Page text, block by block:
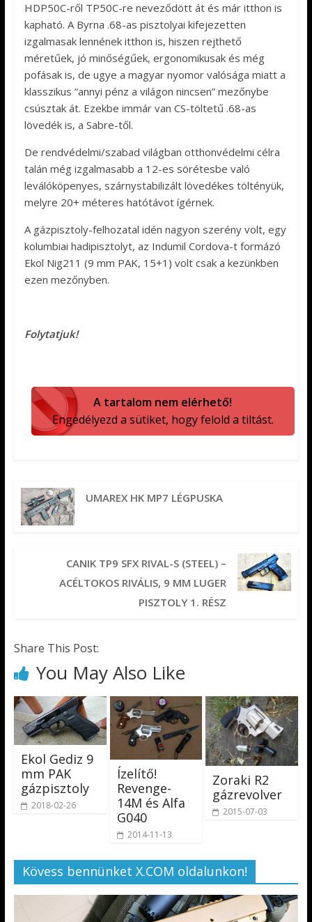
HDP50C-ről TP50C-re neveződött át és már itthon is
kapható. A Byrna .68-as pisztolyai kifejezetten
izgalmasak lennének itthon is, hiszen rejthető
méretűek, jó minőségűek, ergonomikusak és még
pofásak is, de ugye a magyar nyomor valósága miatt a
klasszikus “annyi pénz a világon nincsen” mezőnybe
csúsztak át. Ezekbe immár van CS-töltetű .68-as
lövedék is, a Sabre-től.
De rendvédelmi/szabad világban otthonvédelmi célra
talán még izgalmasabb a 12-es sörétesbe való
leválóköpenyes, szárnystabilizált lövedékes töltényük,
melyre 20+ méteres hatótávot ígérnek.
A gázpisztoly-felhozatal idén nagyon szerény volt, egy
kolumbiai hadipisztolyt, az Indumil Cordova-t formázó
Ekol Nig211 (9 mm PAK, 15+1) volt csak a kezünkben
ezen mezőnyben.
Folytatjuk!
A tartalom nem elérhető!
Engedélyezd a sütiket, hogy felold a tiltást.
UMAREX HK MP7 LÉGPUSKA
CANIK TP9 SFX RIVAL-S (STEEL) –
ACÉLTOKOS RIVÁLIS, 9 MM LUGER
PISZTOLY 1. RÉSZ
Share This Post:
You May Also Like
Ekol Gediz 9
mm PAK
gázpisztoly
2018-02-26
Ízelítő!
Revenge-
14M és Alfa
G040
2014-11-13
Zoraki R2
gázrevolver
2015-07-03
Kövess bennünket X.COM oldalunkon!